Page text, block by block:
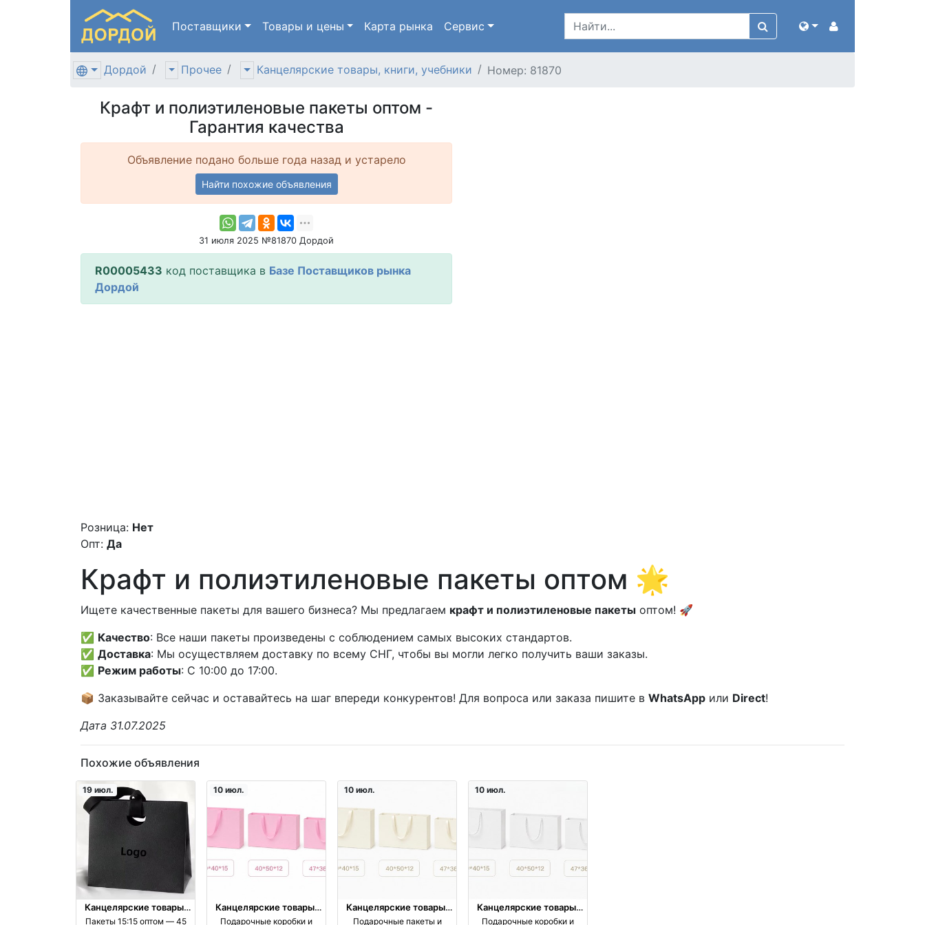
Поставщики Товары и цены Карта рынка Сервис
Дордой Прочее Канцелярские товары, книги, учебники Номер: 81870
Крафт и полиэтиленовые пакеты оптом -
Гарантия качества
Объявление подано больше года назад и устарело
Найти похожие объявления
31 июля 2025 №81870 Дордой
R00005433 код поставщика в Базе Поставщиков рынка
Дордой
Розница: Нет
Опт: Да
Крафт и полиэтиленовые пакеты оптом 🌟
Ищете качественные пакеты для вашего бизнеса? Мы предлагаем крафт и полиэтиленовые пакеты оптом! 🚀
✅ Качество: Все наши пакеты произведены с соблюдением самых высоких стандартов.
✅ Доставка: Мы осуществляем доставку по всему СНГ, чтобы вы могли легко получить ваши заказы.
✅ Режим работы: С 10:00 до 17:00.
📦 Заказывайте сейчас и оставайтесь на шаг впереди конкурентов! Для вопроса или заказа пишите в WhatsApp или Direct!
Дата 31.07.2025
Похожие объявления
19 июл.
Канцелярские товары,
книги, учебники
Пакеты 15:15 оптом — 45
10 июл.
Канцелярские товары,
книги, учебники
Подарочные коробки и
10 июл.
Канцелярские товары,
книги, учебники
Подарочные пакеты и
10 июл.
Канцелярские товары,
книги, учебники
Подарочные коробки и